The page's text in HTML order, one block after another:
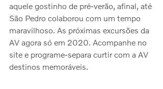
aquele gostinho de pré-verão, afinal, até
São Pedro colaborou com um tempo
maravilhoso. As próximas excursões da
AV agora só em 2020. Acompanhe no
site e programe-separa curtir com a AV
destinos memoráveis.